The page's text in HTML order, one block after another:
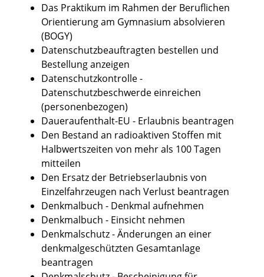
Das Praktikum im Rahmen der Beruflichen
Orientierung am Gymnasium absolvieren
(BOGY)
Datenschutzbeauftragten bestellen und
Bestellung anzeigen
Datenschutzkontrolle -
Datenschutzbeschwerde einreichen
(personenbezogen)
Daueraufenthalt-EU - Erlaubnis beantragen
Den Bestand an radioaktiven Stoffen mit
Halbwertszeiten von mehr als 100 Tagen
mitteilen
Den Ersatz der Betriebserlaubnis von
Einzelfahrzeugen nach Verlust beantragen
Denkmalbuch - Denkmal aufnehmen
Denkmalbuch - Einsicht nehmen
Denkmalschutz - Änderungen an einer
denkmalgeschützten Gesamtanlage
beantragen